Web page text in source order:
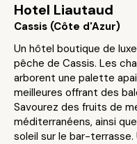
Hotel Liautaud
Cassis (Côte d'Azur)
Un hôtel boutique de
pêche de Cassis. Les
arborent une palette
meilleures offrant des
Savourez des fruits de
méditerranéens, ainsi
soleil sur le bar-terrasse.